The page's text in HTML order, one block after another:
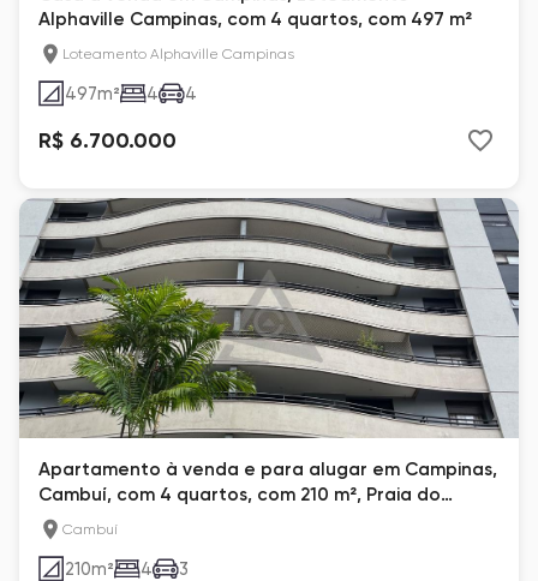
Alphaville Campinas, com 4 quartos, com 497 m²
Loteamento Alphaville Campinas
497m² 4 4
R$ 6.700.000
Apartamento à venda e para alugar em Campinas,
Cambuí, com 4 quartos, com 210 m², Praia do
Engenho
Cambuí
210m² 4 3